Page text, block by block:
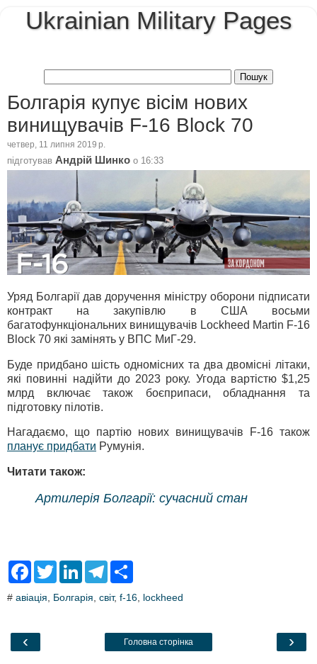
Ukrainian Military Pages
Болгарія купує вісім нових
винищувачів F-16 Block 70
четвер, 11 липня 2019 р.
підготував Андрій Шинко о 16:33
Уряд Болгарії дав доручення міністру оборони підписати
контракт на закупівлю в США восьми
багатофункціональних винищувачів Lockheed Martin F-16
Block 70 які замінять у ВПС МиГ-29.
Буде придбано шість одномісних та два двомісні літаки,
які повинні надійти до 2023 року. Угода вартістю $1,25
млрд включає також боєприпаси, обладнання та
підготовку пілотів.
Нагадаємо, що партію нових винищувачів F-16 також
планує придбати Румунія.
Читати також:
Артилерія Болгарії: сучасний стан
F
e
o
T
t
L
k
T
e
a
r
# авіація Болгарія світ, f-16 lockheed
‹ ›
Головна сторінка